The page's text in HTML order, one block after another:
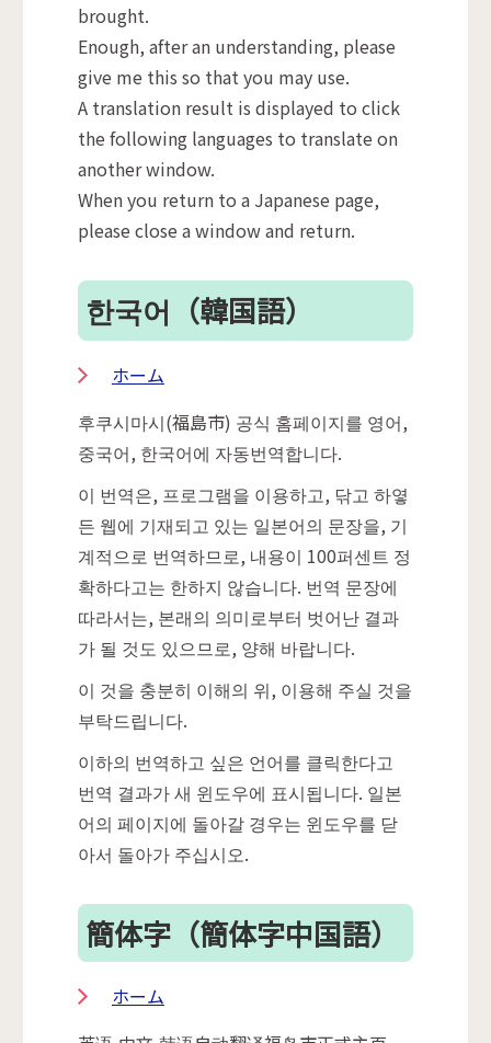
brought.
Enough, after an understanding, please
give me this so that you may use.
A translation result is displayed to click
the following languages to translate on
another window.
When you return to a Japanese page,
please close a window and return.
한국어 （韓国語）
ホーム
후쿠시마시(福島市) 공식 홈페이지를 영어,
중국어, 한국어에 자동번역합니다.
이 번역은, 프로그램을 이용하고, 닦고 하옇
든 웹에 기재되고 있는 일본어의 문장을, 기
계적으로 번역하므로, 내용이 100퍼센트 정
확하다고는 한하지 않습니다. 번역 문장에
따라서는, 본래의 의미로부터 벗어난 결과
가 될 것도 있으므로, 양해 바랍니다.
이 것을 충분히 이해의 위, 이용해 주실 것을
부탁드립니다.
이하의 번역하고 싶은 언어를 클릭한다고
번역 결과가 새 윈도우에 표시됩니다. 일본
어의 페이지에 돌아갈 경우는 윈도우를 닫
아서 돌아가 주십시오.
簡体字（簡体字中国語）
ホーム